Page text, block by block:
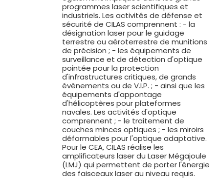
programmes laser scientifiques et
industriels. Les activités de défense et
sécurité de CILAS comprennent : - la
désignation laser pour le guidage
terrestre ou aéroterrestre de munitions
de précision ; - les équipements de
surveillance et de détection d'optique
pointée pour la protection
d'infrastructures critiques, de grands
événements ou de V.I.P. ; - ainsi que les
équipements d'appontage
d'hélicoptères pour plateformes
navales. Les activités d'optique
comprennent ; - le traitement de
couches minces optiques ; - les miroirs
déformables pour l'optique adaptative.
Pour le CEA, CILAS réalise les
amplificateurs laser du Laser Mégajoule
(LMJ) qui permettent de porter l'énergie
des faisceaux laser au niveau requis.